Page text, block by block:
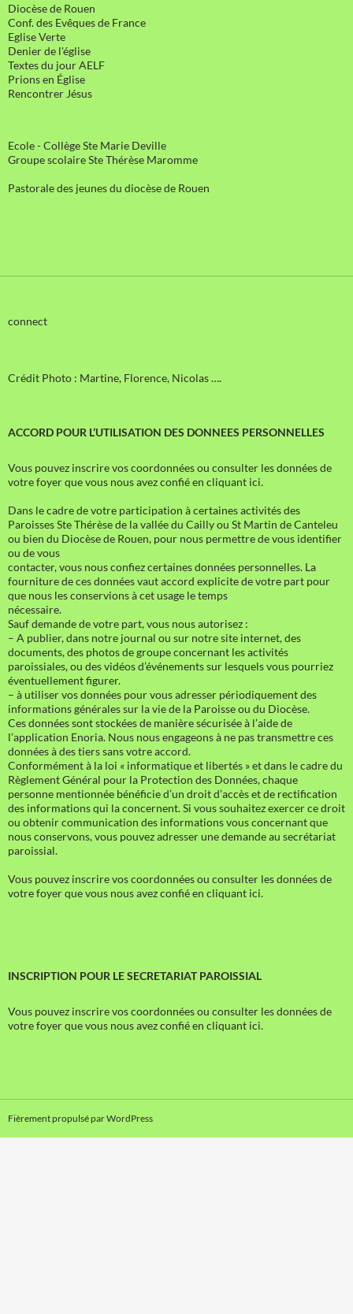
Diocèse de Rouen
Conf. des Evêques de France
Eglise Verte
Denier de l'église
Textes du jour AELF
Prions en Église
Rencontrer Jésus
Ecole - Collège Ste Marie Deville
Groupe scolaire Ste Thérèse Maromme
Pastorale des jeunes du diocèse de Rouen
connect
Crédit Photo : Martine, Florence, Nicolas ….
ACCORD POUR L’UTILISATION DES DONNEES PERSONNELLES
Vous pouvez inscrire vos coordonnées ou consulter les données de
votre foyer que vous nous avez confié en cliquant ici.
Dans le cadre de votre participation à certaines activités des
Paroisses Ste Thérèse de la vallée du Cailly ou St Martin de Canteleu
ou bien du Diocèse de Rouen, pour nous permettre de vous identifier
ou de vous
contacter, vous nous confiez certaines données personnelles. La
fourniture de ces données vaut accord explicite de votre part pour
que nous les conservions à cet usage le temps
nécessaire.
Sauf demande de votre part, vous nous autorisez :
– A publier, dans notre journal ou sur notre site internet, des
documents, des photos de groupe concernant les activités
paroissiales, ou des vidéos d’événements sur lesquels vous pourriez
éventuellement figurer.
– à utiliser vos données pour vous adresser périodiquement des
informations générales sur la vie de la Paroisse ou du Diocèse.
Ces données sont stockées de manière sécurisée à l’aide de
l’application Enoria. Nous nous engageons à ne pas transmettre ces
données à des tiers sans votre accord.
Conformément à la loi « informatique et libertés » et dans le cadre du
Règlement Général pour la Protection des Données, chaque
personne mentionnée bénéficie d’un droit d’accès et de rectification
des informations qui la concernent. Si vous souhaitez exercer ce droit
ou obtenir communication des informations vous concernant que
nous conservons, vous pouvez adresser une demande au secrétariat
paroissial.
Vous pouvez inscrire vos coordonnées ou consulter les données de
votre foyer que vous nous avez confié en cliquant ici.
INSCRIPTION POUR LE SECRETARIAT PAROISSIAL
Vous pouvez inscrire vos coordonnées ou consulter les données de
votre foyer que vous nous avez confié en cliquant ici.
Fièrement propulsé par WordPress